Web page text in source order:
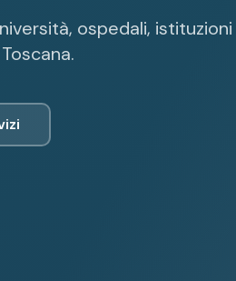
ospedali, istituzioni